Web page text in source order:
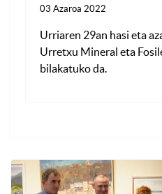
03 Azaroa 2022
Urriaren 29an hasi eta
Urretxu Mineral eta
bilakatuko da.